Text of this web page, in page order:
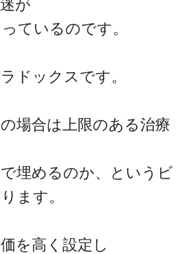
が
ているのです。
ドックスです。
場合は上限のある治療
埋めるのか、というビ
ます。
を高く設定し